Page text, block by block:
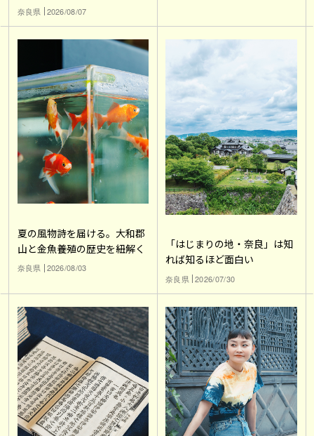
奈良県 2026/08/07
夏の風物詩を届ける。大和郡
山と金魚養殖の歴史を紐解く
奈良県 2026/08/03
「はじまりの地・奈良」は知
れば知るほど面白い
奈良県 2026/07/30